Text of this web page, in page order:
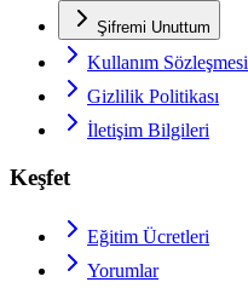
Şifremi Unuttum
Kullanım Sözleşmesi
Gizlilik Politikası
İletişim Bilgileri
Keşfet
Eğitim Ücretleri
Yorumlar